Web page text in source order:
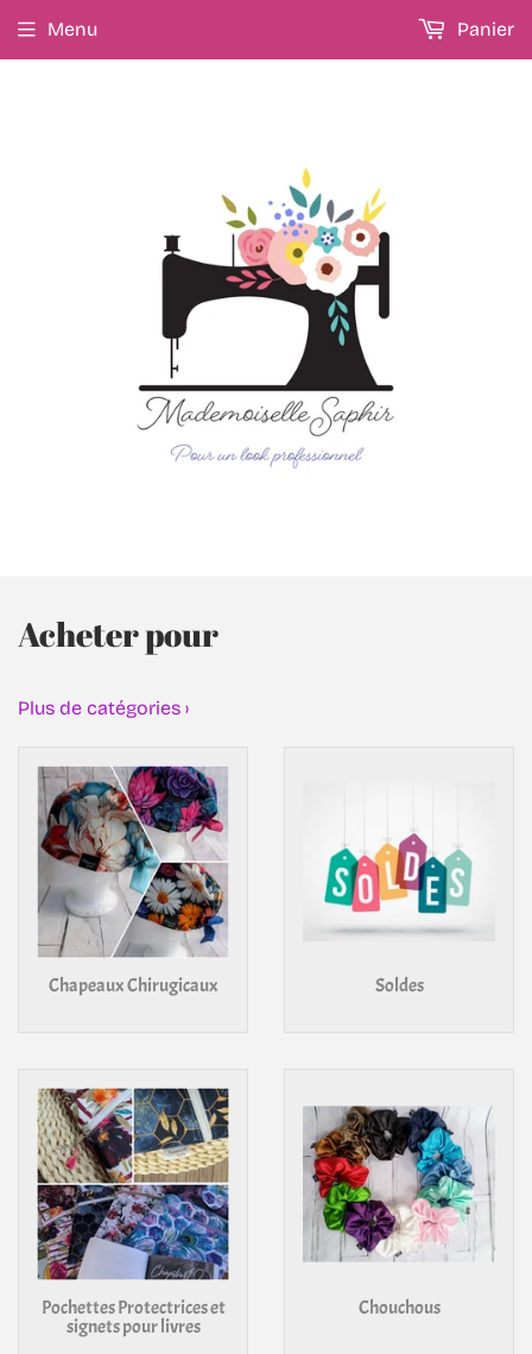
Menu Panier
Acheter pour
Plus de catégories ›
Chapeaux Chirugicaux Soldes
Pochettes Protectrices et
signets pour livres
Chouchous